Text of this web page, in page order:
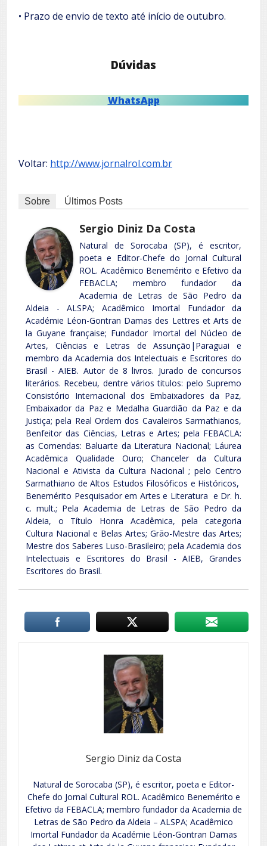
• Prazo de envio de texto até início de outubro.
Dúvidas
WhatsApp
Voltar: http://www.jornalrol.com.br
Sobre Últimos Posts
Sergio Diniz Da Costa
Natural de Sorocaba (SP), é escritor,
poeta e Editor-Chefe do Jornal Cultural
ROL. Acadêmico Benemérito e Efetivo da
FEBACLA; membro fundador da
Academia de Letras de São Pedro da
Aldeia - ALSPA; Acadêmico Imortal Fundador da
Académie Léon-Gontran Damas des Lettres et Arts de
la Guyane française; Fundador Imortal del Núcleo de
Artes, Ciências e Letras de Assunção|Paraguai e
membro da Academia dos Intelectuais e Escritores do
Brasil - AIEB. Autor de 8 livros. Jurado de concursos
literários. Recebeu, dentre vários titulos: pelo Supremo
Consistório Internacional dos Embaixadores da Paz,
Embaixador da Paz e Medalha Guardião da Paz e da
Justiça; pela Real Ordem dos Cavaleiros Sarmathianos,
Benfeitor das Ciências, Letras e Artes; pela FEBACLA:
as Comendas: Baluarte da Literatura Nacional; Láurea
Acadêmica Qualidade Ouro; Chanceler da Cultura
Nacional e Ativista da Cultura Nacional ; pelo Centro
Sarmathiano de Altos Estudos Filosóficos e Históricos,
Benemérito Pesquisador em Artes e Literatura e Dr. h.
c. mult.; Pela Academia de Letras de São Pedro da
Aldeia, o Título Honra Acadêmica, pela categoria
Cultura Nacional e Belas Artes; Grão-Mestre das Artes;
Mestre dos Saberes Luso-Brasileiro; pela Academia dos
Intelectuais e Escritores do Brasil - AIEB, Grandes
Escritores do Brasil.
Sergio Diniz da Costa
Natural de Sorocaba (SP), é escritor, poeta e Editor-
Chefe do Jornal Cultural ROL. Acadêmico Benemérito e
Efetivo da FEBACLA; membro fundador da Academia de
Letras de São Pedro da Aldeia – ALSPA; Acadêmico
Imortal Fundador da Académie Léon-Gontran Damas